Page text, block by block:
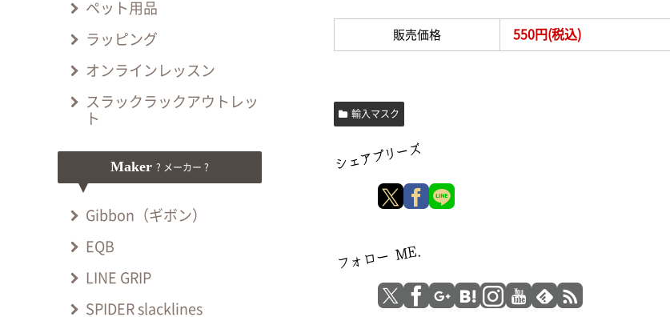
販売価格 550円(税込)
輸入マスク
ペット用品
ラッピング
オンラインレッスン
スラックラックアウトレッ
ト
Maker ? メーカー ?
Gibbon（ギボン）
EQB
LINE GRIP
SPIDER slacklines